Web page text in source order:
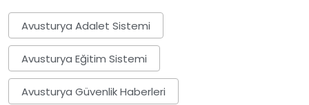
Avusturya Adalet Sistemi
Avusturya Eğitim Sistemi
Avusturya Güvenlik Haberleri